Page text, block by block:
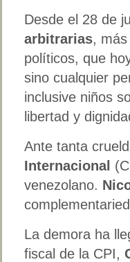
Desde el 28 de
arbitrarias,
políticos, que
sino cualquier
inclusive niños
libertad y
Ante tanta
Internacional
venezolano.
La demora ha
fiscal de la CPI,